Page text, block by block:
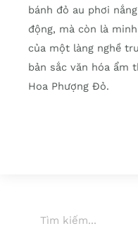
bánh đỏ au phơi
động, mà còn là
của một làng nghề
bản sắc văn hóa ẩm
Hoa Phượng Đỏ.